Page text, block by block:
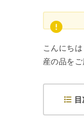
こんにち
産の品を
目